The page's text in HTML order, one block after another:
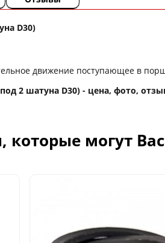
D30)
движение поступающее в
2 шатуна D30) - цена, фото,
которые могут